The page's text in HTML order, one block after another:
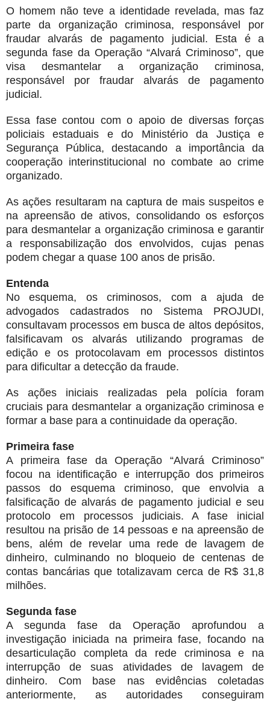
O homem não teve a identidade revelada, mas faz
parte da organização criminosa, responsável por
fraudar alvarás de pagamento judicial. Esta é a
segunda fase da Operação “Alvará Criminoso”, que
visa desmantelar a organização criminosa,
responsável por fraudar alvarás de pagamento
judicial.
Essa fase contou com o apoio de diversas forças
policiais estaduais e do Ministério da Justiça e
Segurança Pública, destacando a importância da
cooperação interinstitucional no combate ao crime
organizado.
As ações resultaram na captura de mais suspeitos e
na apreensão de ativos, consolidando os esforços
para desmantelar a organização criminosa e garantir
a responsabilização dos envolvidos, cujas penas
podem chegar a quase 100 anos de prisão.
Entenda
No esquema, os criminosos, com a ajuda de
advogados cadastrados no Sistema PROJUDI,
consultavam processos em busca de altos depósitos,
falsificavam os alvarás utilizando programas de
edição e os protocolavam em processos distintos
para dificultar a detecção da fraude.
As ações iniciais realizadas pela polícia foram
cruciais para desmantelar a organização criminosa e
formar a base para a continuidade da operação.
Primeira fase
A primeira fase da Operação “Alvará Criminoso”
focou na identificação e interrupção dos primeiros
passos do esquema criminoso, que envolvia a
falsificação de alvarás de pagamento judicial e seu
protocolo em processos judiciais. A fase inicial
resultou na prisão de 14 pessoas e na apreensão de
bens, além de revelar uma rede de lavagem de
dinheiro, culminando no bloqueio de centenas de
contas bancárias que totalizavam cerca de R$ 31,8
milhões.
Segunda fase
A segunda fase da Operação aprofundou a
investigação iniciada na primeira fase, focando na
desarticulação completa da rede criminosa e na
interrupção de suas atividades de lavagem de
dinheiro. Com base nas evidências coletadas
anteriormente, as autoridades conseguiram